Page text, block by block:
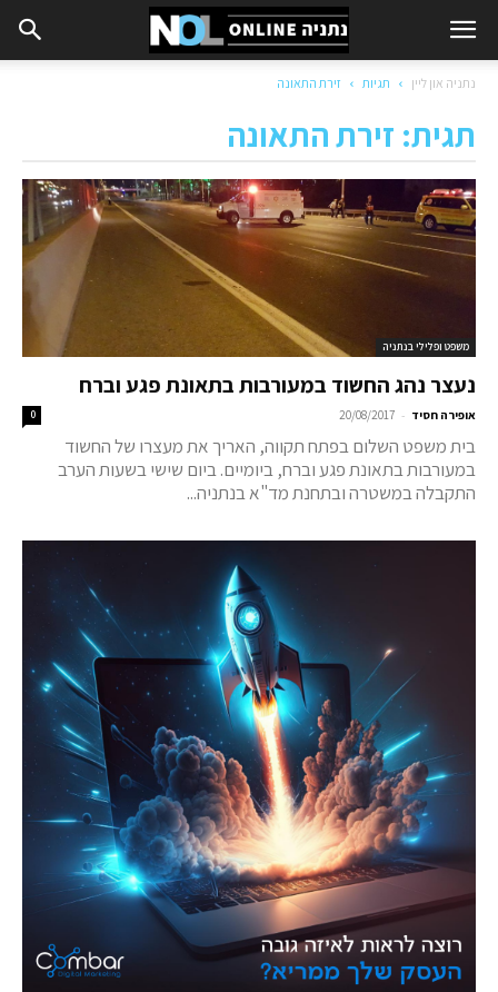
נתניה און ליין תגיות זירת התאונה
תגית: זירת התאונה
משפט ופלילי בנתניה
נעצר נהג החשוד במעורבות בתאונת פגע וברח
אופירה חסיד -
20/08/2017
0
בית משפט השלום בפתח תקווה, האריך את מעצרו של החשוד
במעורבות בתאונת פגע וברח, ביומיים. ביום שישי בשעות הערב
התקבלה במשטרה ובתחנת מד"א בנתניה...